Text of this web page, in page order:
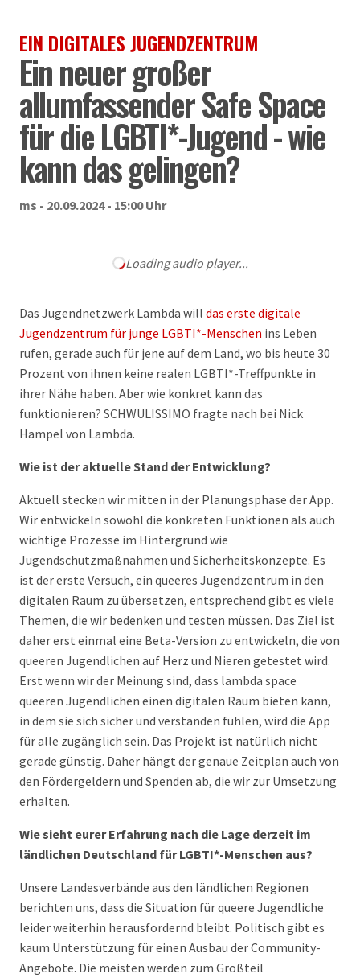
EIN DIGITALES JUGENDZENTRUM
Ein neuer großer
allumfassender Safe Space
für die LGBTI*-Jugend - wie
kann das gelingen?
ms - 20.09.2024 - 15:00 Uhr
Loading audio player...
Das Jugendnetzwerk Lambda will das erste digitale
Jugendzentrum für junge LGBTI*-Menschen ins Leben
rufen, gerade auch für jene auf dem Land, wo bis heute 30
Prozent von ihnen keine realen LGBTI*-Treffpunkte in
ihrer Nähe haben. Aber wie konkret kann das
funktionieren? SCHWULISSIMO fragte nach bei Nick
Hampel von Lambda.
Wie ist der aktuelle Stand der Entwicklung?
Aktuell stecken wir mitten in der Planungsphase der App.
Wir entwickeln sowohl die konkreten Funktionen als auch
wichtige Prozesse im Hintergrund wie
Jugendschutzmaßnahmen und Sicherheitskonzepte. Es
ist der erste Versuch, ein queeres Jugendzentrum in den
digitalen Raum zu übersetzen, entsprechend gibt es viele
Themen, die wir bedenken und testen müssen. Das Ziel ist
daher erst einmal eine Beta-Version zu entwickeln, die von
queeren Jugendlichen auf Herz und Nieren getestet wird.
Erst wenn wir der Meinung sind, dass lambda space
queeren Jugendlichen einen digitalen Raum bieten kann,
in dem sie sich sicher und verstanden fühlen, wird die App
für alle zugänglich sein. Das Projekt ist natürlich nicht
gerade günstig. Daher hängt der genaue Zeitplan auch von
den Fördergeldern und Spenden ab, die wir zur Umsetzung
erhalten.
Wie sieht eurer Erfahrung nach die Lage derzeit im
ländlichen Deutschland für LGBTI*-Menschen aus?
Unsere Landesverbände aus den ländlichen Regionen
berichten uns, dass die Situation für queere Jugendliche
leider weiterhin herausfordernd bleibt. Politisch gibt es
kaum Unterstützung für einen Ausbau der Community-
Angebote. Die meisten werden zum Großteil